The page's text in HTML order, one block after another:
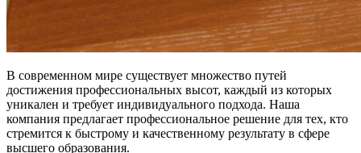
В современном мире существует множество путей
достижения профессиональных высот, каждый из которых
уникален и требует индивидуального подхода. Наша
компания предлагает профессиональное решение для тех, кто
стремится к быстрому и качественному результату в сфере
высшего образования.